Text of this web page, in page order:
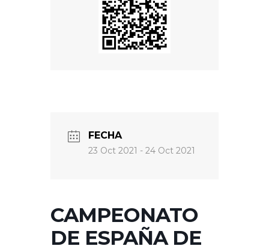
FECHA
23 Oct 2021 - 24 Oct 2021
CAMPEONATO
DE ESPAÑA DE